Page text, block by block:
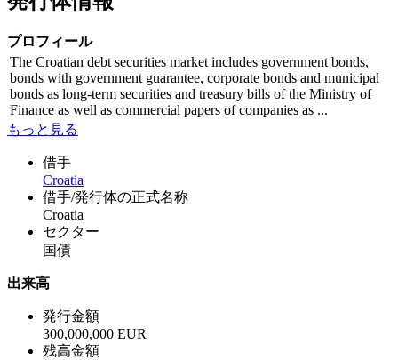
プロフィール
The Croatian debt securities market includes government bonds,
bonds with government guarantee, corporate bonds and municipal
bonds as long-term securities and treasury bills of the Ministry of
Finance as well as commercial papers of companies as ...
もっと見る
借手
Croatia
借手/発行体の正式名称
Croatia
セクター
国債
出来高
発行金額
300,000,000 EUR
残高金額